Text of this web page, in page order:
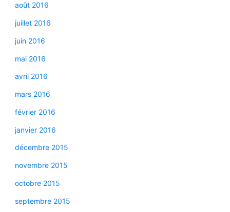
août 2016
juillet 2016
juin 2016
mai 2016
avril 2016
mars 2016
février 2016
janvier 2016
décembre 2015
novembre 2015
octobre 2015
septembre 2015